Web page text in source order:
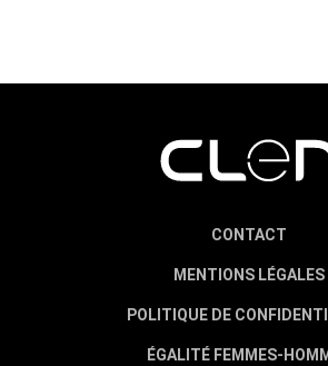
CONTACT
MENTIONS LÉGALES
POLITIQUE DE
ÉGALITÉ FEMMES-